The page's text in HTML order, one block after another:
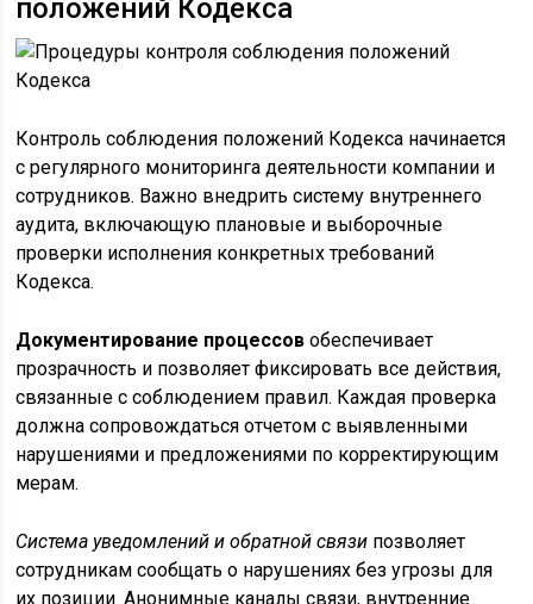
положений Кодекса
Контроль соблюдения положений Кодекса начинается
с регулярного мониторинга деятельности компании и
сотрудников. Важно внедрить систему внутреннего
аудита, включающую плановые и выборочные
проверки исполнения конкретных требований
Кодекса.
Документирование процессов обеспечивает
прозрачность и позволяет фиксировать все действия,
связанные с соблюдением правил. Каждая проверка
должна сопровождаться отчетом с выявленными
нарушениями и предложениями по корректирующим
мерам.
Система уведомлений и обратной связи позволяет
сотрудникам сообщать о нарушениях без угрозы для
их позиции. Анонимные каналы связи, внутренние